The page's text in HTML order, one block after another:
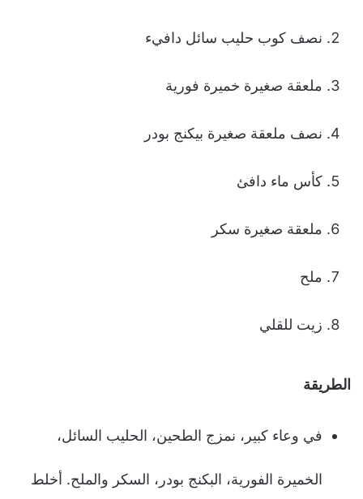
نصف كوب حليب سائل دافيء
ملعقة صغيرة خميرة فورية
نصف ملعقة صغيرة بيكنج بودر
كأس ماء دافئ
ملعقة صغيرة سكر
ملح
زيت للقلي
الطريقة
في وعاء كبير، نمزج الطحين، الحليب السائل،
الخميرة الفورية، البكنج بودر، السكر والملح. أخلط